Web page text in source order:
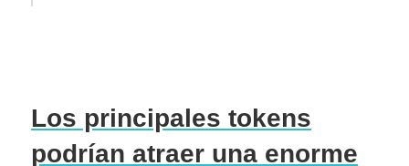
Los principales tokens
podrían atraer una enorme